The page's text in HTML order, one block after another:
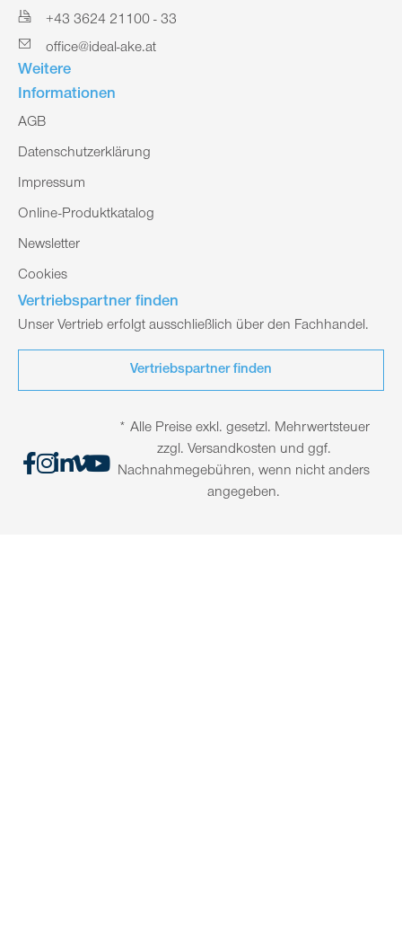
+43 3624 21100 - 33
office@ideal-ake.at
Weitere
Informationen
AGB
Datenschutzerklärung
Impressum
Online-Produktkatalog
Newsletter
Cookies
Vertriebspartner finden
Unser Vertrieb erfolgt ausschließlich über den Fachhandel.
Vertriebspartner finden
* Alle Preise exkl. gesetzl. Mehrwertsteuer
zzgl. Versandkosten und ggf.
Nachnahmegebühren, wenn nicht anders
angegeben.